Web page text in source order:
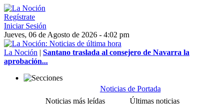
Regístrate
Iniciar Sesión
Jueves, 06 de Agosto de 2026 - 4:02 pm
La Noción | Santano traslada al consejero de Navarra la
aprobación...
Noticias de Portada
Noticias más leídas
Últimas noticias